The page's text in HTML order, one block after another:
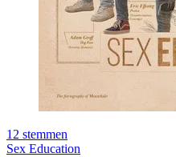
12 stemmen
Sex Education